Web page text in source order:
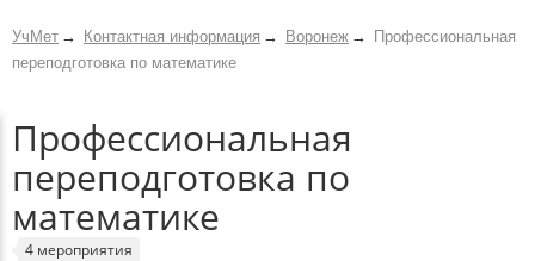
УчМет Контактная информация Воронеж
Профессиональная
переподготовка по математике
Профессиональная
переподготовка по
математике
4 мероприятия